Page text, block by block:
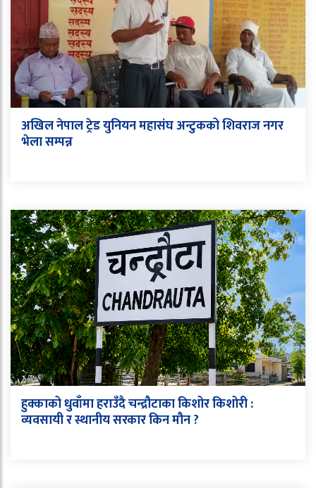
अखिल नेपाल ट्रेड युनियन महासंघ अन्टुकको शिवराज नगर
भेला सम्पन्न
हुक्काको धुवाँमा हराउँदै चन्द्रौटाका किशोर किशोरी :
व्यवसायी र स्थानीय सरकार किन मौन ?